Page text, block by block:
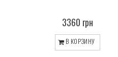
3360 грн
В КОРЗИНУ